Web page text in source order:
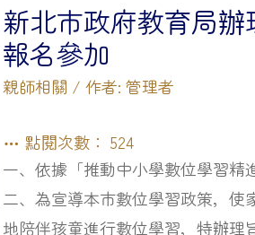
新北市政府教育局
報名參加
親師相關 / 作者: 管理者
點閱次數： 524
一、依據「推動中小學數位學習精
二、為宣導本市數位學習政策，
地陪伴孩童進行數位學習，特辦理